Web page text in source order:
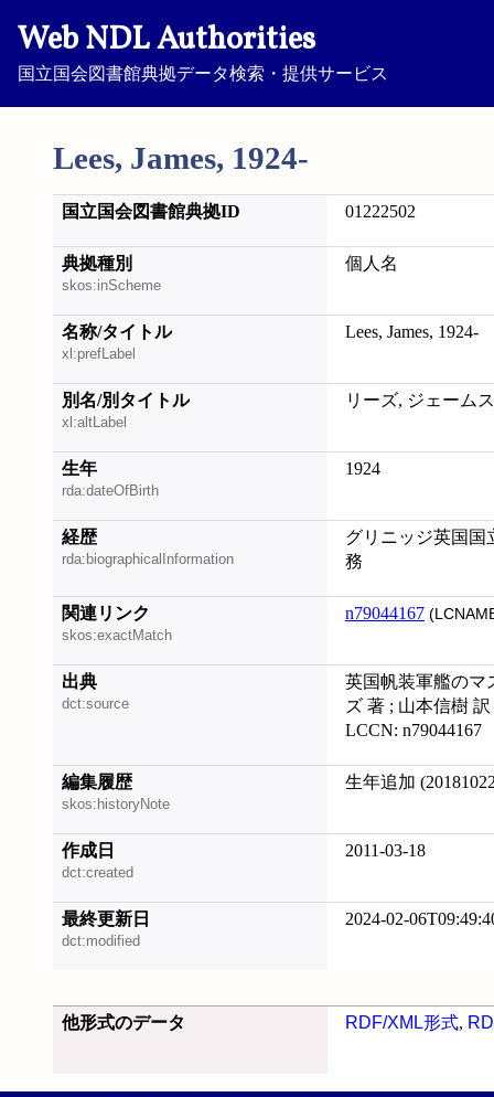
Web NDL Authorities
国立国会図書館典拠データ検索・提供サービス
Lees, James, 1924-
国立国会図書館典拠ID 01222502
典拠種別
skos:inScheme
個人名
名称/タイトル
xl:prefLabel
Lees, James, 1924-
別名/別タイトル
xl:altLabel
リーズ, ジェームス
生年
rda:dateOfBirth
1924
経歴
rda:biographicalInformation
グリニッジ英国国
務
関連リンク
skos:exactMatch
n79044167
出典
dct:source
英国帆装軍艦のマ
ズ 著 ; 山本信樹 訳
LCCN: n79044167
編集履歴
skos:historyNote
生年追加
作成日
dct:created
2011-03-18
最終更新日
dct:modified
2024-02-
他形式のデータ RDF/XML形式,